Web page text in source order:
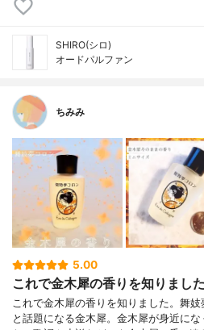
SHIRO(シロ)
オードパルファン
ちみみ
5.00
これで金木犀の香りを知りまし
これで金木犀の香りを知りました。舞
と話題になる金木犀。金木犀が身近に